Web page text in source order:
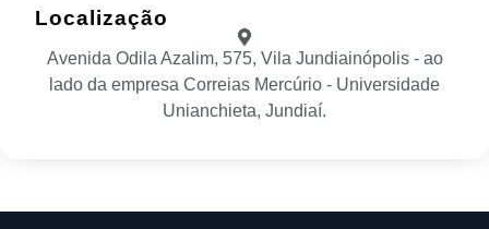
Localização
Avenida Odila Azalim, 575, Vila Jundiainópolis - ao
lado da empresa Correias Mercúrio - Universidade
Unianchieta, Jundiaí.